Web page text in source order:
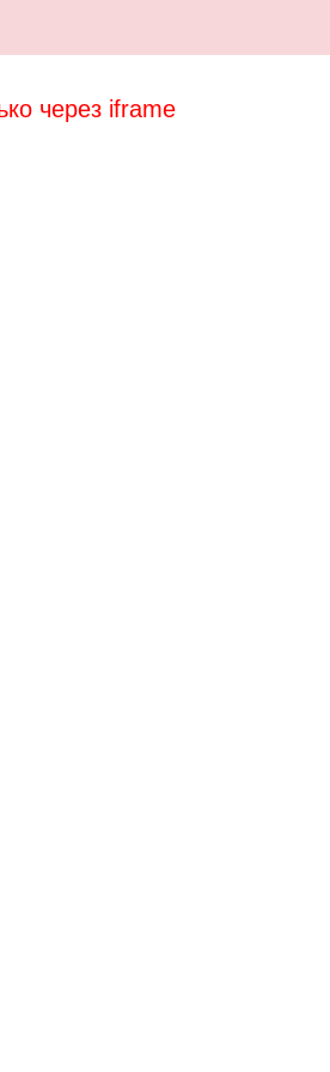
через iframe